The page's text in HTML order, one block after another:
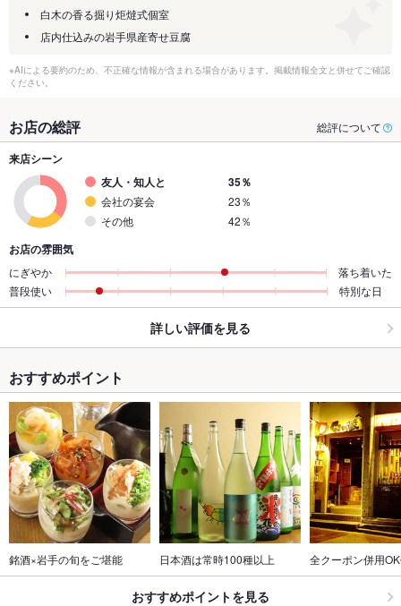
白木の香る掘り炬燵式個室
店内仕込みの岩手県産寄せ豆腐
※AIによる要約のため、不正確な情報が含まれる場合があります。掲載情報全文と併せてご確認
ください。
お店の総評 総評について
来店シーン
友人・知人と
35％
会社の宴会
23％
その他
42％
お店の雰囲気
にぎやか
落ち着いた
普段使い
特別な日
詳しい評価を見る
おすすめポイント
銘酒×岩手の旬をご堪能 日本酒は常時100種以上 全クーポン併用
おすすめポイントを見る